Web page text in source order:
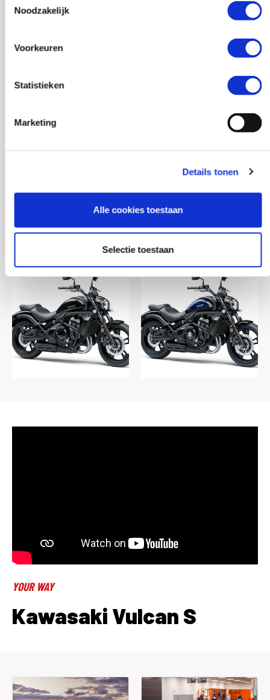
Noodzakelijk
Voorkeuren
Statistieken
Marketing
Details tonen
Alle cookies toestaan
Selectie toestaan
YOUR WAY
Kawasaki Vulcan S